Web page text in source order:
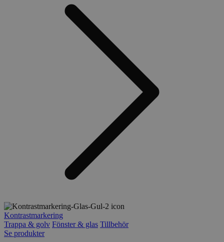
Kontrastmarkering
Trappa & golv Fönster & glas Tillbehör
Se produkter